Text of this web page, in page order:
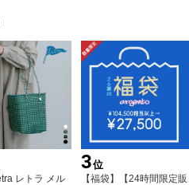
レトラ メル
3位
【福袋】【24時間限定販